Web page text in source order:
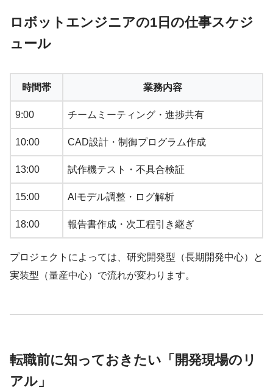
ロボットエンジニアの1日の仕事スケジ
ュール
時間帯 業務内容
9:00 チームミーティング・進捗共有
10:00 CAD設計・制御プログラム作成
13:00 試作機テスト・不具合検証
15:00 AIモデル調整・ログ解析
18:00 報告書作成・次工程引き継ぎ
プロジェクトによっては、研究開発型（長期開発中心）と
実装型（量産中心）で流れが変わります。
転職前に知っておきたい「開発現場のリ
アル」